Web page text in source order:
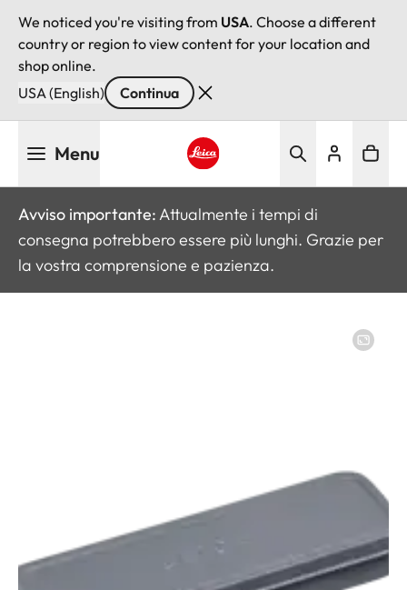
We noticed you're visiting from USA. Choose a different
country or region to view content for your location and
shop online.
USA (English)
Continua
Menu
Avviso importante: Attualmente i tempi di
consegna potrebbero essere più lunghi. Grazie per
la vostra comprensione e pazienza.